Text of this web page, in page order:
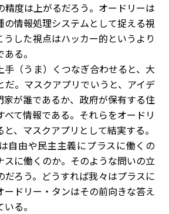
精度は上がるだろう。オードリーは
の情報処理システムとして捉える視
うした視点はハッカー的というより
る。
（うま）くつなぎ合わせると、大
だ。マスクアプリでいうと、アイデ
家が誰であるか、政府が保有する住
て情報である。それらをオードリ
、マスクアプリとして結実する。
自由や民主主義にプラスに働くの
スに働くのか。そのような問いの立
だろう。どうすれば我々はプラスに
ードリー・タンはその前向きな答え
る。